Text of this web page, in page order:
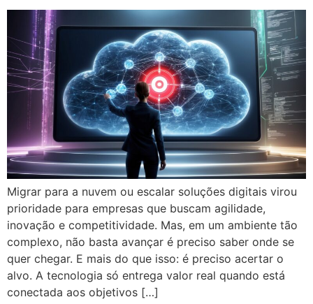
Migrar para a nuvem ou escalar soluções digitais virou
prioridade para empresas que buscam agilidade,
inovação e competitividade. Mas, em um ambiente tão
complexo, não basta avançar é preciso saber onde se
quer chegar. E mais do que isso: é preciso acertar o
alvo. A tecnologia só entrega valor real quando está
conectada aos objetivos […]